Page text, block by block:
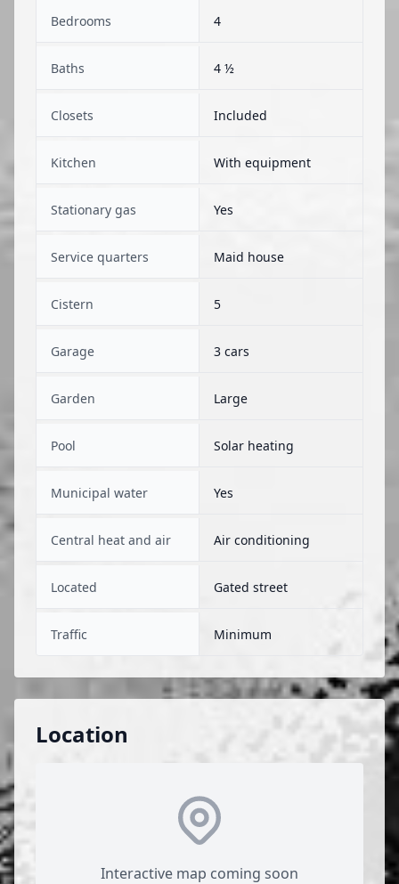
Bedrooms 4
Baths 4 ½
Closets Included
Kitchen With equipment
Stationary gas Yes
Service quarters Maid house
Cistern 5
Garage 3 cars
Garden Large
Pool Solar heating
Municipal water Yes
Central heat and air Air conditioning
Located Gated street
Traffic Minimum
Location
Interactive map coming soon